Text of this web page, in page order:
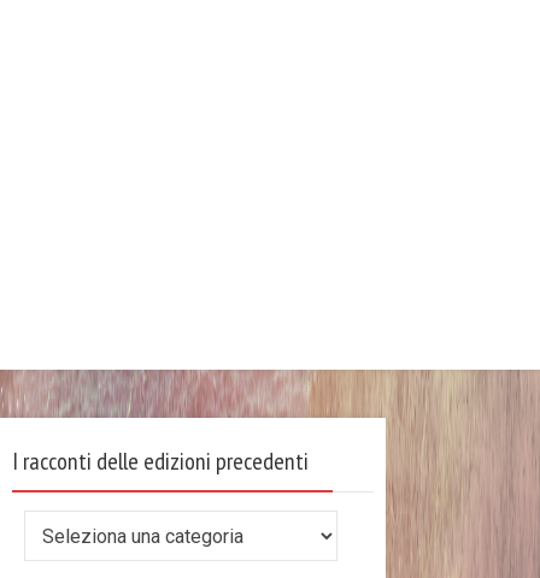
I racconti delle edizioni precedenti